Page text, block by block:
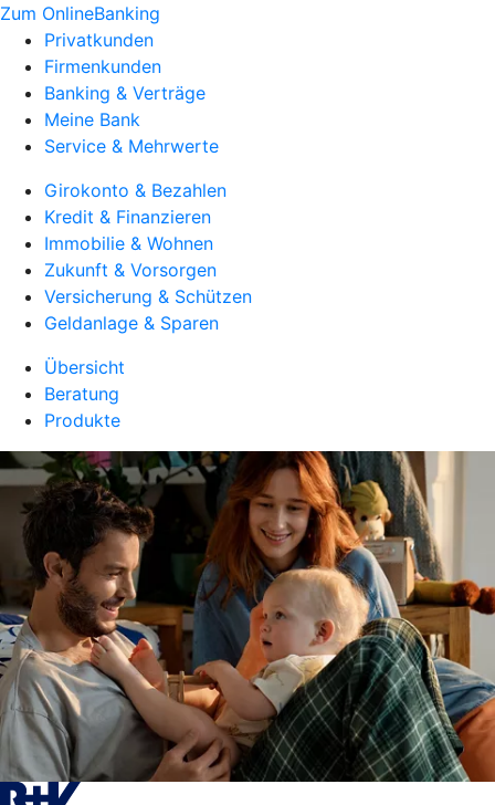
Zum OnlineBanking
Privatkunden
Firmenkunden
Banking & Verträge
Meine Bank
Service & Mehrwerte
Girokonto & Bezahlen
Kredit & Finanzieren
Immobilie & Wohnen
Zukunft & Vorsorgen
Versicherung & Schützen
Geldanlage & Sparen
Übersicht
Beratung
Produkte